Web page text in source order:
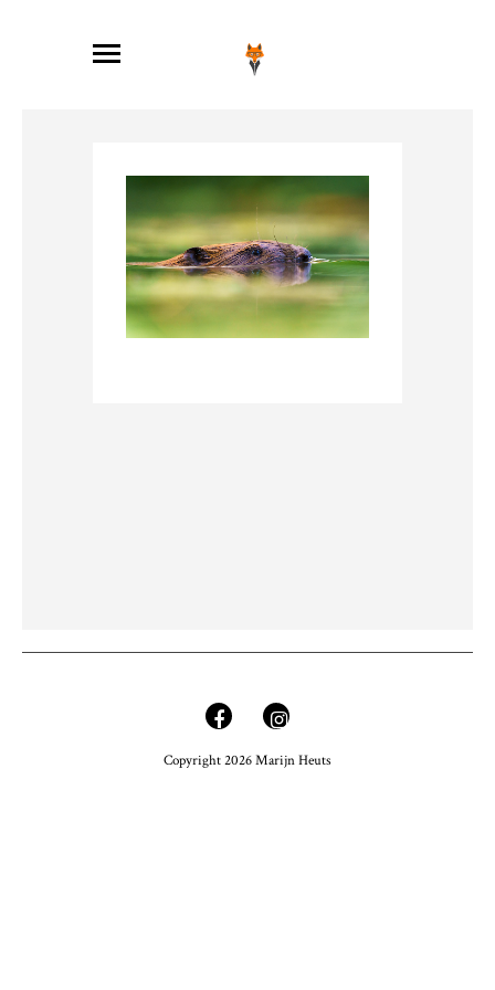
Copyright 2026 Marijn Heuts